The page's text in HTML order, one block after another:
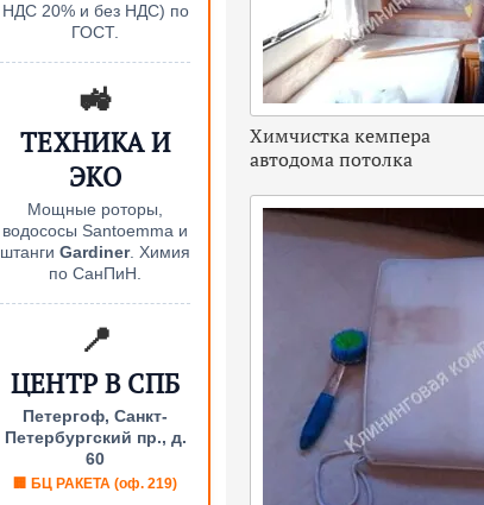
НДС 20% и без НДС) по
ГОСТ.
🚜
ТЕХНИКА И
ЭКО
Мощные роторы,
водососы Santoemma и
штанги Gardiner. Химия
по СанПиН.
📍
ЦЕНТР В СПБ
Петергоф, Санкт-
Петербургский пр., д.
60
🏢 БЦ РАКЕТА (оф. 219)
Химчистка кемпера
автодома потолка